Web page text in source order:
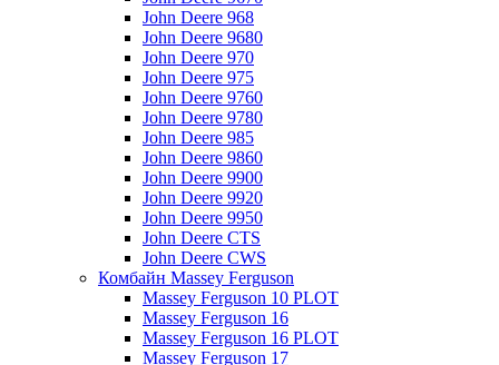
John Deere 968
John Deere 9680
John Deere 970
John Deere 975
John Deere 9760
John Deere 9780
John Deere 985
John Deere 9860
John Deere 9900
John Deere 9920
John Deere 9950
John Deere CTS
John Deere CWS
Комбайн Massey Ferguson
Massey Ferguson 10 PLOT
Massey Ferguson 16
Massey Ferguson 16 PLOT
Massey Ferguson 17